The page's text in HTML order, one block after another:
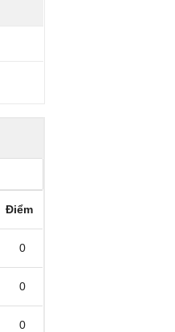
Điểm
0
0
0